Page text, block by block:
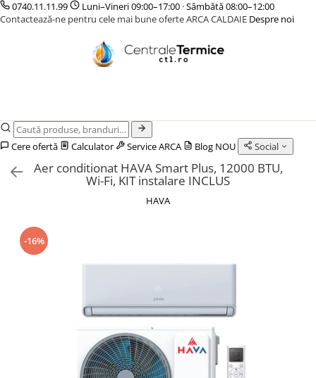
CENTRALE TERMICE
GAZ CONDENSATIE
CAZANE COMBUSTIBIL SOLID
CAZANE LEMNE CU GAZEIFICARE
ACCESORII PENTRU MONTAJ
POMPE DE CALDURA
POMPE DE CALDURA AER-APA
TERMOSTATE DE AMBIENT - AUTOMATIZARI
ELEMENTE SMART
CU FIR
PARDOSEALA
INCALZIRE IN PARDOSEALA
ACCESORII
IZOLATIE
0740.11.11.99
Luni–Vineri 09:00–17:00 · Sâmbătă 08:00–12:00
Contactează-ne pentru cele mai bune oferte ARCA CALDAIE Despre noi
Cere ofertă Calculator Service ARCA Blog NOU Social
Aer conditionat HAVA Smart Plus, 12000 BTU,
Wi-Fi, KIT instalare INCLUS
HAVA
-16%